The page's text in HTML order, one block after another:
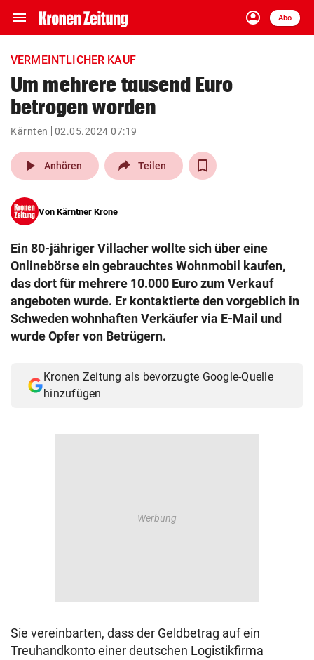
menu Navigation
ein-/ausklappen
account_circle
Anmelden
Abo
close Schließen
account_circle Anmelden
pin_drop
Wien arrow_right
search
eingeben
Muthgasse 2, 1190 Wien
VERMEINTLICHER KAUF
Um mehrere tausend Euro
betrogen worden
Kärnten 02.05.2024 07:19
play_arrow Anhören Teilen
Von Kärntner Krone
Ein 80-jähriger Villacher wollte sich über eine
Onlinebörse ein gebrauchtes Wohnmobil kaufen,
das dort für mehrere 10.000 Euro zum Verkauf
angeboten wurde. Er kontaktierte den vorgeblich in
Schweden wohnhaften Verkäufer via E-Mail und
wurde Opfer von Betrügern.
Kronen Zeitung als bevorzugte Google-Quelle
hinzufügen
Sie vereinbarten, dass der Geldbetrag auf ein
Treuhandkonto einer deutschen Logistikfirma